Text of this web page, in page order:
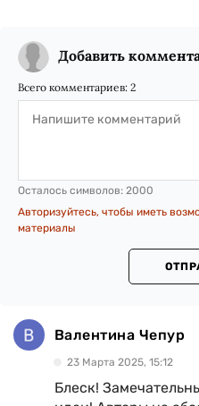
Добавить
Всего комментариев: 2
Осталось символов: 2000
Авторизуйтесь, чтобы иметь
материалы
Валентина Чепур
23 Марта 2025, 15:12
Блеск!